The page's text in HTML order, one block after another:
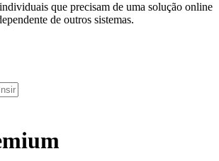
que precisam de uma solução online
de outros sistemas.